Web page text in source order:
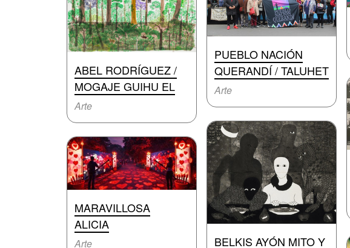
ABEL RODRÍGUEZ /
MOGAJE GUIHU EL
Arte
PUEBLO NACIÓN
QUERANDÍ / TALUHET
Arte
BELKIS AYÓN MITO Y
MARAVILLOSA
ALICIA
Arte